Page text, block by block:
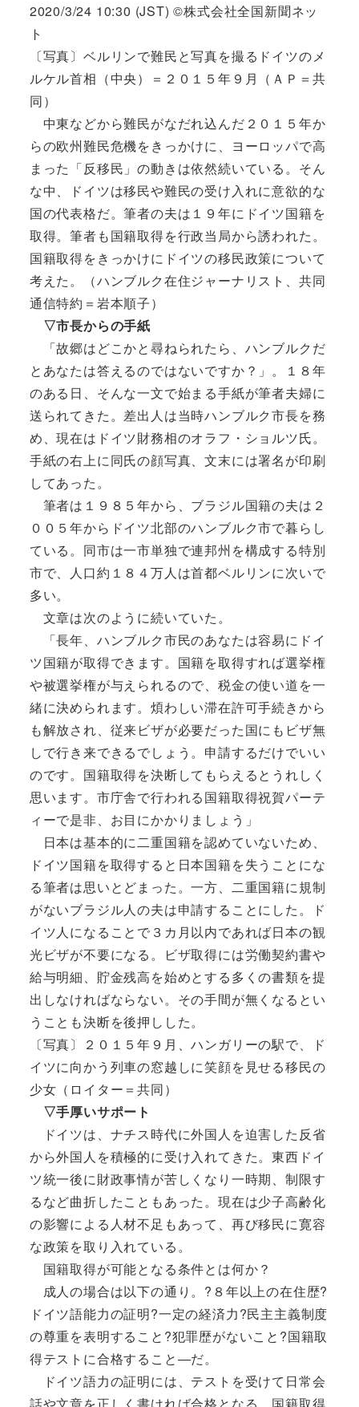
2020/3/24 10:30 (JST) ©株式会社全国新聞ネッ
ト
〔写真〕ベルリンで難民と写真を撮るドイツのメ
ルケル首相（中央）＝２０１５年９月（ＡＰ＝共
同）
中東などから難民がなだれ込んだ２０１５年か
らの欧州難民危機をきっかけに、ヨーロッパで高
まった「反移民」の動きは依然続いている。そん
な中、ドイツは移民や難民の受け入れに意欲的な
国の代表格だ。筆者の夫は１９年にドイツ国籍を
取得。筆者も国籍取得を行政当局から誘われた。
国籍取得をきっかけにドイツの移民政策について
考えた。（ハンブルク在住ジャーナリスト、共同
通信特約＝岩本順子）
▽市長からの手紙
「故郷はどこかと尋ねられたら、ハンブルクだ
とあなたは答えるのではないですか？」。１８年
のある日、そんな一文で始まる手紙が筆者夫婦に
送られてきた。差出人は当時ハンブルク市長を務
め、現在はドイツ財務相のオラフ・ショルツ氏。
手紙の右上に同氏の顔写真、文末には署名が印刷
してあった。
筆者は１９８５年から、ブラジル国籍の夫は２
００５年からドイツ北部のハンブルク市で暮らし
ている。同市は一市単独で連邦州を構成する特別
市で、人口約１８４万人は首都ベルリンに次いで
多い。
文章は次のように続いていた。
「長年、ハンブルク市民のあなたは容易にドイ
ツ国籍が取得できます。国籍を取得すれば選挙権
や被選挙権が与えられるので、税金の使い道を一
緒に決められます。煩わしい滞在許可手続きから
も解放され、従来ビザが必要だった国にもビザ無
しで行き来できるでしょう。申請するだけでいい
のです。国籍取得を決断してもらえるとうれしく
思います。市庁舎で行われる国籍取得祝賀パーテ
ィーで是非、お目にかかりましょう」
日本は基本的に二重国籍を認めていないため、
ドイツ国籍を取得すると日本国籍を失うことにな
る筆者は思いとどまった。一方、二重国籍に規制
がないブラジル人の夫は申請することにした。ド
イツ人になることで３カ月以内であれば日本の観
光ビザが不要になる。ビザ取得には労働契約書や
給与明細、貯金残高を始めとする多くの書類を提
出しなければならない。その手間が無くなるとい
うことも決断を後押しした。
〔写真〕２０１５年９月、ハンガリーの駅で、ド
イツに向かう列車の窓越しに笑顔を見せる移民の
少女（ロイター＝共同）
▽手厚いサポート
ドイツは、ナチス時代に外国人を迫害した反省
から外国人を積極的に受け入れてきた。東西ドイ
ツ統一後に財政事情が苦しくなり一時期、制限す
るなど曲折したこともあった。現在は少子高齢化
の影響による人材不足もあって、再び移民に寛容
な政策を取り入れている。
国籍取得が可能となる条件とは何か？
成人の場合は以下の通り。?８年以上の在住歴?
ドイツ語能力の証明?一定の経済力?民主主義制度
の尊重を表明すること?犯罪歴がないこと?国籍取
得テストに合格すること―だ。
ドイツ語力の証明には、テストを受けて日常会
話や文章を正しく書ければ合格となる。国籍取得